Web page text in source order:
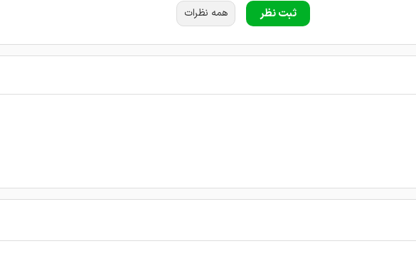
کردم در یک نکبت درمان شدم
خوبی میان.باید دید درمان چطور جواب میده
،ممنونم از ایشون
ثبت نظر همه نظرات